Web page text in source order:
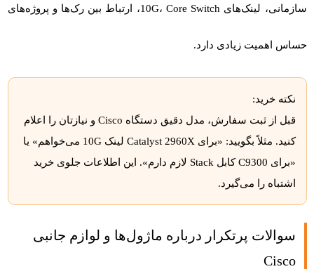
سازمانی، لینک‌های 10G، Core Switch، ارتباط بین رک‌ها و پروژه‌های
حساس اهمیت زیادی دارد.
نکته خرید:
قبل از ثبت سفارش، مدل دقیق دستگاه Cisco و نیازتان را اعلام
کنید. مثلاً بگویید: «برای Catalyst 2960X لینک 10G می‌خواهم» یا
«برای C9300 کابل Stack لازم دارم». این اطلاعات جلوی خرید
اشتباه را می‌گیرد.
سوالات پرتکرار درباره ماژول‌ها و لوازم جانبی
Cisco